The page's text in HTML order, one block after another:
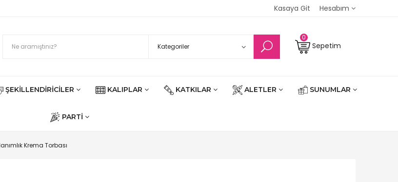
Kasaya Git Hesabım
Sepetim
0
ŞEKILLENDIRICILER KALIPLAR KATKILAR ALETLER SUNUMLAR
PARTI
Krema Torbası